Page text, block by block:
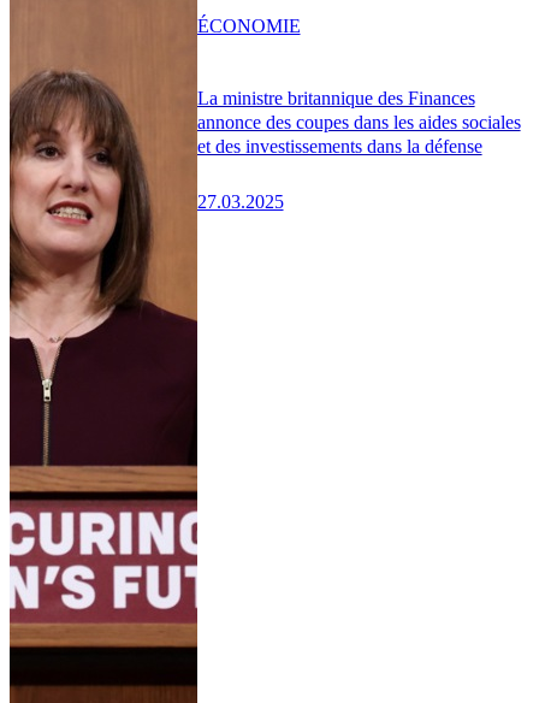
La ministre britannique des Finances
annonce des coupes dans les aides sociales
et des investissements dans la défense
27.03.2025
ÉCONOMIE